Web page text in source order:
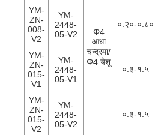
Φ4
आधा
चन्द्रमा/
Φ4 येशू
YM-
ZN-
008-
V2
YM-
2448-
05-V2
०.२०-०.८०
YM-
ZN-
015-
V1
YM-
2448-
05-V1
०.३-१.५
YM-
ZN-
015-
V2
YM-
2448-
05-V2
०.३-१.५